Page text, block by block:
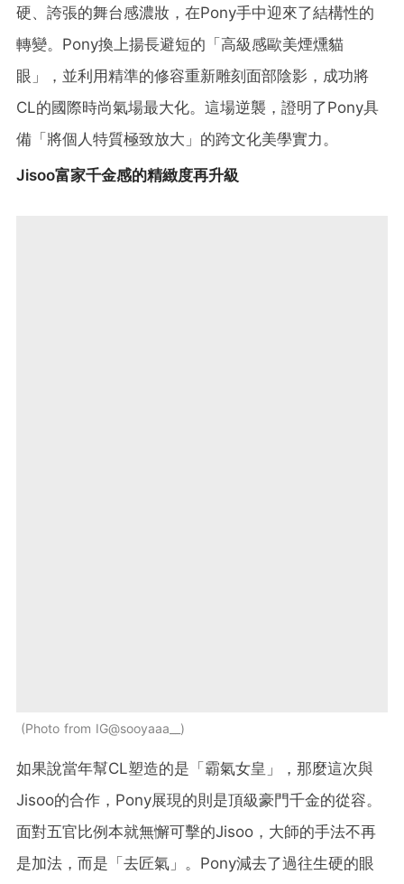
硬、誇張的舞台感濃妝，在Pony手中迎來了結構性的
轉變。Pony換上揚長避短的「高級感歐美煙燻貓
眼」，並利用精準的修容重新雕刻面部陰影，成功將
CL的國際時尚氣場最大化。這場逆襲，證明了Pony具
備「將個人特質極致放大」的跨文化美學實力。
Jisoo富家千金感的精緻度再升級
Photo from IG@sooyaaa__
如果說當年幫CL塑造的是「霸氣女皇」，那麼這次與
Jisoo的合作，Pony展現的則是頂級豪門千金的從容。
面對五官比例本就無懈可擊的Jisoo，大師的手法不再
是加法，而是「去匠氣」。Pony減去了過往生硬的眼